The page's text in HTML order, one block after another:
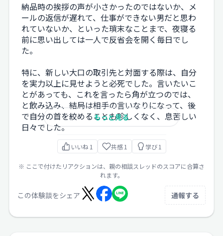
納品時の挨拶の声が小さかったのではないか、メ
ールの返信が遅れて、仕事ができない男だと思わ
れていないか、といった瑣末なことまで、夜寝る
前に思い出しては一人で反省会を開く毎日でし
た。
特に、新しい大口の取引先と対面する際は、自分
を実力以上に見せようと必死でした。言いたいこ
とがあっても、これを言ったら角が立つのでは、
と飲み込み、結局は相手の言いなりになって、後
で自分の首を絞めることも珍しくなく、息苦しい
日々でした。
もっと見る
いいね 1 共感 1 学び 1
※ ここで付けたリアクションは、親の相談スレッドのスコアに合算さ
れます。
この体験談をシェア 通報する